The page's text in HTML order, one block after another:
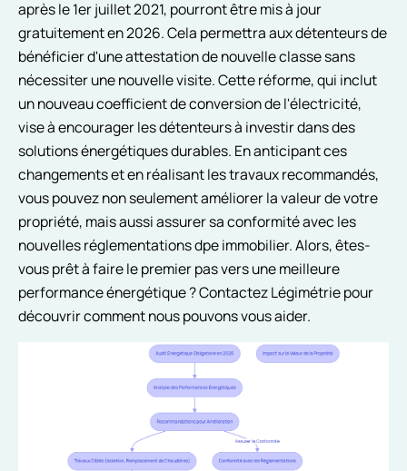
après le 1er juillet 2021, pourront être mis à jour
gratuitement en 2026. Cela permettra aux détenteurs de
bénéficier d'une attestation de nouvelle classe sans
nécessiter une nouvelle visite. Cette réforme, qui inclut
un nouveau coefficient de conversion de l'électricité,
vise à encourager les détenteurs à investir dans des
solutions énergétiques durables. En anticipant ces
changements et en réalisant les travaux recommandés,
vous pouvez non seulement améliorer la valeur de votre
propriété, mais aussi assurer sa conformité avec les
nouvelles réglementations dpe immobilier. Alors, êtes-
vous prêt à faire le premier pas vers une meilleure
performance énergétique ? Contactez Légimétrie pour
découvrir comment nous pouvons vous aider.